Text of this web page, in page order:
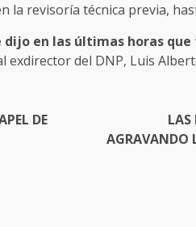
revisoría técnica previa,
dijo en las últimas horas
exdirector del DNP, Luis
DE
LAS
AGRAVANDO